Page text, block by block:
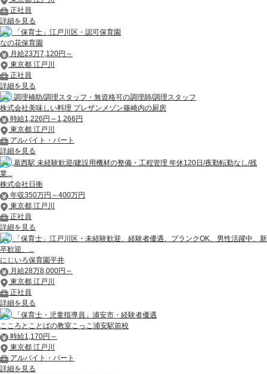
正社員
詳細を見る
「保育士」江戸川区・認可保育園
なの花保育園
月給23万7,120円～
東京都 江戸川
正社員
詳細を見る
調理補助/調理スタッフ・無資格可の調理師/調理スタッフ
株式会社美味しい料理 プレザンメゾン篠崎内の厨房
時給1,226円～1,266円
東京都 江戸川
アルバイト・パート
詳細を見る
葛西駅 未経験歓迎/建設用機材の整備・工程管理 年休120日/夜勤転勤なし/残
業...
株式会社日衡
年収350万円～400万円
東京都 江戸川
正社員
詳細を見る
「保育士」江戸川区・未経験歓迎、経験者優遇、ブランクOK、男性活躍中、新
卒歓迎、...
にじいろ保育園平井
月給28万8,000円～
東京都 江戸川
正社員
詳細を見る
「保育士・児童指導員」浦安市・経験者優遇
こころとことばの教室こっこ浦安駅前校
時給1,170円～
東京都 江戸川
アルバイト・パート
詳細を見る